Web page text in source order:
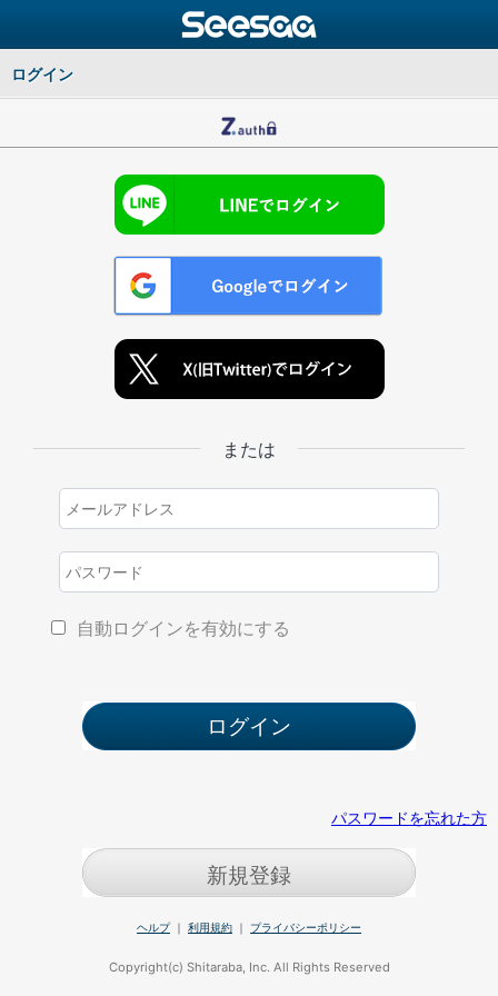
ログイン
または
自動ログインを有効にする
パスワードを忘れた方
新規登録
ヘルプ｜ 利用規約 ｜ プライバシーポリシー
Copyright(c) Shitaraba, Inc. All Rights Reserved